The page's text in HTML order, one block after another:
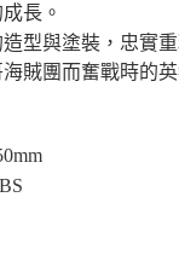
長。
型與塗裝，忠實
賊團而奮戰時的